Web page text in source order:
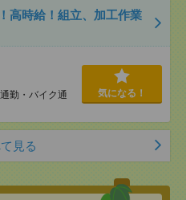
高時給！組立、加工作業
勤・バイク通
気になる！
見る